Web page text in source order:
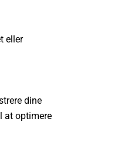
eller
dine
at optimere